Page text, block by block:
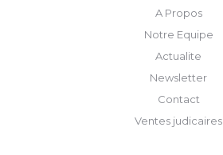
A Propos
Notre Equipe
Actualite
Newsletter
Contact
Ventes judicaires